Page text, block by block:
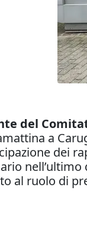
del
a
dei
al ruolo di